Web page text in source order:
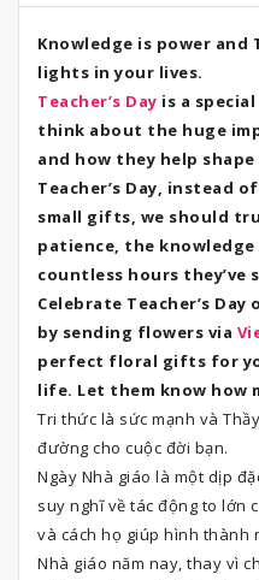
Knowledge is power and
lights in your lives.
Teacher’s Day is a
think about the huge
and how they help
Teacher’s Day, instead
small gifts, we should
patience, the knowledge
countless hours they’ve
Celebrate Teacher’s
by sending flowers via
perfect floral gifts for
life. Let them know how
Tri thức là sức mạnh và
đường cho cuộc đời bạn.
Ngày Nhà giáo là một dịp
suy nghĩ về tác động to lớn
và cách họ giúp hình thành
Nhà giáo năm nay, thay vì